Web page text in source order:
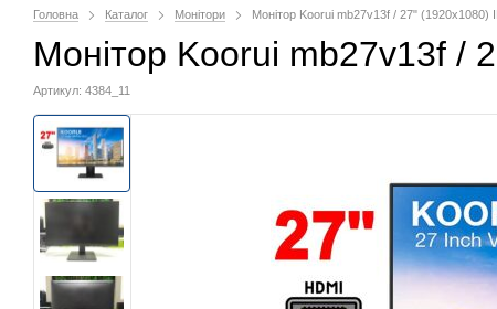
Головна Каталог Монітори Монітор Koorui mb27v13f / 27" (1920x1080)
Монітор Koorui mb27v13f /
Артикул: 4384_11